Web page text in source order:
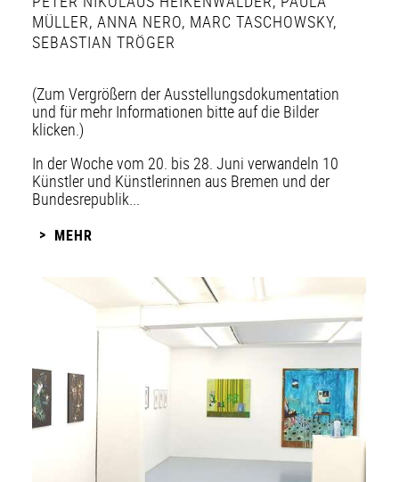
MÜLLER, ANNA NERO, MARC TASCHOWSKY,
SEBASTIAN TRÖGER
(Zum Vergrößern der Ausstellungsdokumentation
und für mehr Informationen bitte auf die Bilder
klicken.)
In der Woche vom 20. bis 28. Juni verwandeln 10
Künstler und Künstlerinnen aus Bremen und der
Bundesrepublik...
MEHR